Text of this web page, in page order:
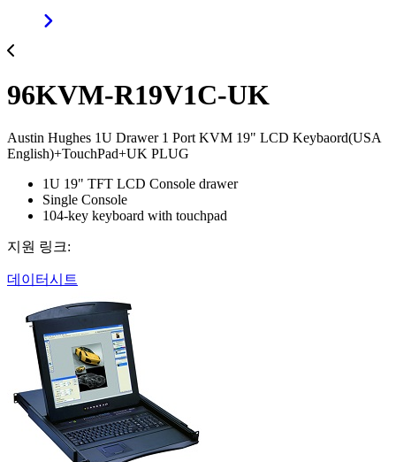
96KVM-R19V1C-UK
Austin Hughes 1U Drawer 1 Port KVM 19" LCD Keybaord(USA
English)+TouchPad+UK PLUG
1U 19" TFT LCD Console drawer
Single Console
104-key keyboard with touchpad
지원 링크:
데이터시트